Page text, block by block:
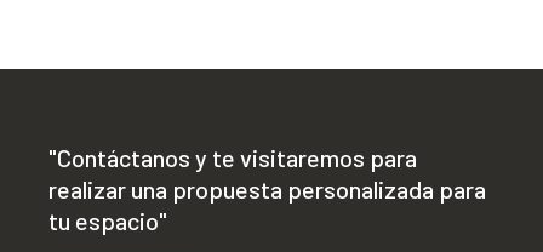
"Contáctanos y te visitaremos para
realizar una propuesta personalizada para
tu espacio"